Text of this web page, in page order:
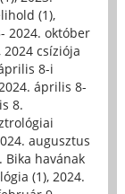
(1),
2024. október
2024 csíziója
8-i
április 8-
8.
augusztus
Bika havának
(1), 2024.